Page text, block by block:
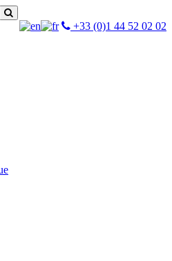
+33 (0)1 44 52 02 02